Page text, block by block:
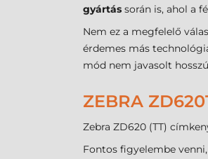
gyártás során is, ahol a
Nem ez a megfelelő
érdemes más
mód nem javasolt
ZEBRA
Zebra ZD620 (TT)
Fontos figyelembe